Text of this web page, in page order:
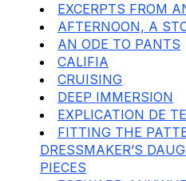
EXCERPTS FROM
AFTERNOON, A
AN ODE TO PANTS
CALIFIA
CRUISING
DEEP IMMERSION
EXPLICATION DE
FITTING THE
DRESSMAKER’S
PIECES